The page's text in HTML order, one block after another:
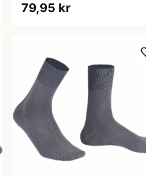
(1 sæt)
79,95 kr